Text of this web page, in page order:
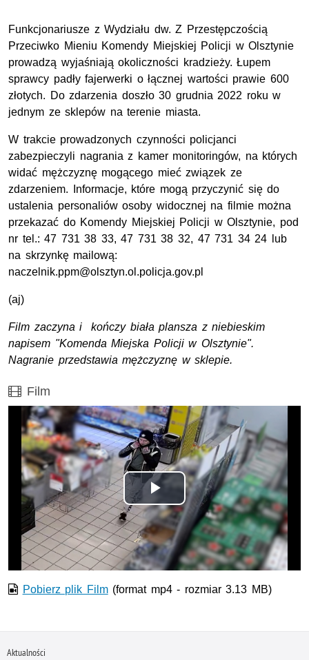
Funkcjonariusze z Wydziału dw. Z Przestępczością
Przeciwko Mieniu Komendy Miejskiej Policji w Olsztynie
prowadzą wyjaśniają okoliczności kradzieży. Łupem
sprawcy padły fajerwerki o łącznej wartości prawie 600
złotych. Do zdarzenia doszło 30 grudnia 2022 roku w
jednym ze sklepów na terenie miasta.
W trakcie prowadzonych czynności policjanci
zabezpieczyli nagrania z kamer monitoringów, na których
widać mężczyznę mogącego mieć związek ze
zdarzeniem. Informacje, które mogą przyczynić się do
ustalenia personaliów osoby widocznej na filmie można
przekazać do Komendy Miejskiej Policji w Olsztynie, pod
nr tel.: 47 731 38 33, 47 731 38 32, 47 731 34 24 lub
na skrzynkę mailową:
naczelnik.ppm@olsztyn.ol.policja.gov.pl
(aj)
Film zaczyna i kończy biała plansza z niebieskim
napisem "Komenda Miejska Policji w Olsztynie".
Nagranie przedstawia mężczyznę w sklepie.
Film
Film
Opis filmu: Film zaczyna i kończy biała plansza z
Odtwórz
wideo
Pobierz plik Film(format mp4 - rozmiar 3.13 MB)
Aktualności